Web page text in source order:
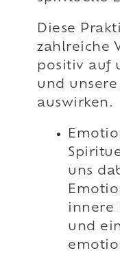
Diese
zahlreiche
positiv auf
und
auswirken.
uns
innere
und